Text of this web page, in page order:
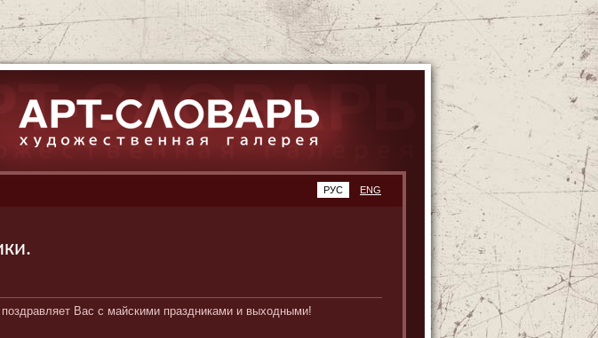
ENG
РУС
Вас с майскими праздниками и выходными!